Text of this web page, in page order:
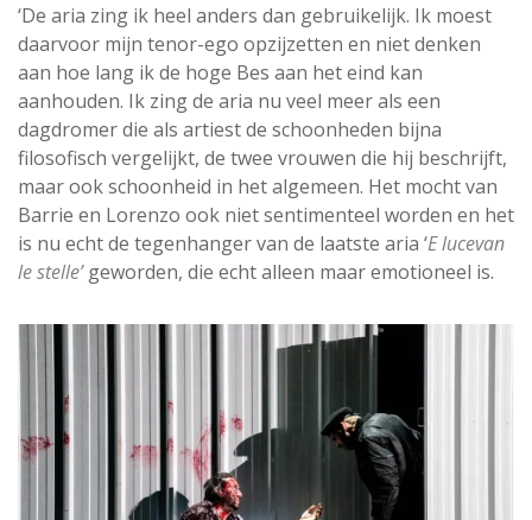
‘De aria zing ik heel anders dan gebruikelijk. Ik moest
daarvoor mijn tenor-ego opzijzetten en niet denken
aan hoe lang ik de hoge Bes aan het eind kan
aanhouden. Ik zing de aria nu veel meer als een
dagdromer die als artiest de schoonheden bijna
filosofisch vergelijkt, de twee vrouwen die hij beschrijft,
maar ook schoonheid in het algemeen. Het mocht van
Barrie en Lorenzo ook niet sentimenteel worden en het
is nu echt de tegenhanger van de laatste aria ‘E lucevan
le stelle’geworden, die echt alleen maar emotioneel is.